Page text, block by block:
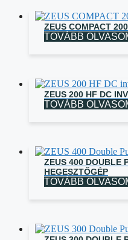
ZEUS COMPACT
TOVÁBB
ZEUS 200 HF DC
TOVÁBB
ZEUS 400 DOUBLE
HEGESZTŐGÉP
TOVÁBB